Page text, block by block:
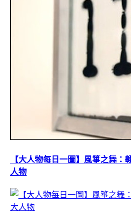
【大人物每日一圖】風箏之舞：
人物